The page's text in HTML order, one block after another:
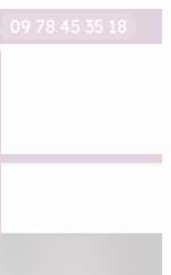
09 78 45 35 18